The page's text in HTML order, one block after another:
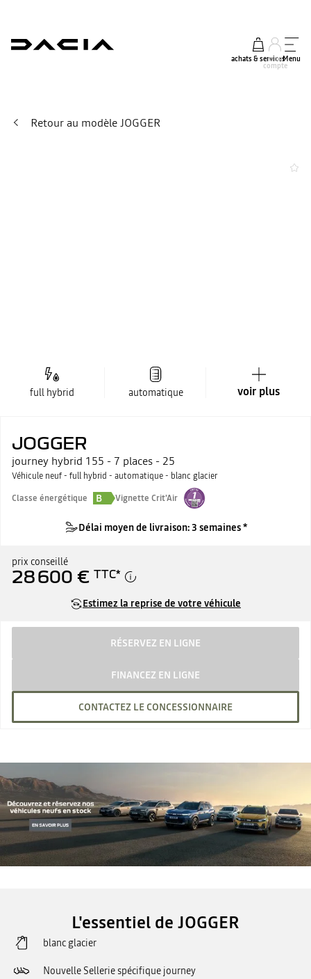
achats & services
mon
compte
Menu
Retour au modèle JOGGER
full hybrid automatique voir plus
JOGGER
journey hybrid 155 - 7 places - 25
Véhicule neuf - full hybrid - automatique - blanc glacier
Classe énergétique
B Vignette Crit'Air
Délai moyen de livraison: 3 semaines *
prix conseillé
28 600 € TTC*
Estimez la reprise de votre véhicule
RÉSERVEZ EN LIGNE
FINANCEZ EN LIGNE
CONTACTEZ LE CONCESSIONNAIRE
L'essentiel de JOGGER
blanc glacier
Nouvelle Sellerie spécifique journey